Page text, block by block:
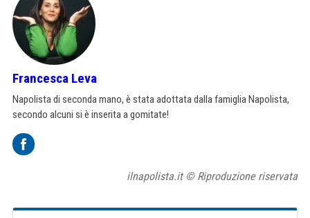
Francesca Leva
Napolista di seconda mano, è stata adottata dalla famiglia Napolista,
secondo alcuni si è inserita a gomitate!
ilnapolista.it © Riproduzione riservata